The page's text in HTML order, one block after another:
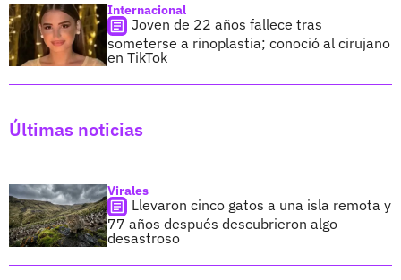
Internacional
Joven de 22 años fallece tras
someterse a rinoplastia; conoció al cirujano
en TikTok
Últimas noticias
Virales
Llevaron cinco gatos a una isla remota y
77 años después descubrieron algo
desastroso